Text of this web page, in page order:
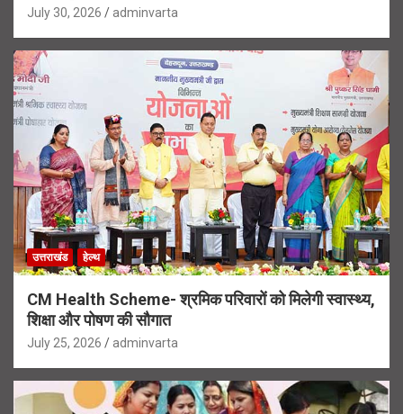
July 30, 2026 adminvarta
उत्तराखंड हेल्थ
CM Health Scheme- श्रमिक परिवारों को मिलेगी स्वास्थ्य,
शिक्षा और पोषण की सौगात
July 25, 2026 adminvarta